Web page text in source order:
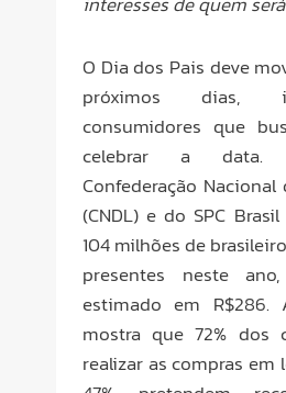
O Dia dos Pais deve
próximos dias,
consumidores que
celebrar a data.
Confederação
(CNDL) e do SPC
104 milhões de
presentes neste
estimado em R$286.
mostra que 72% dos
realizar as compras